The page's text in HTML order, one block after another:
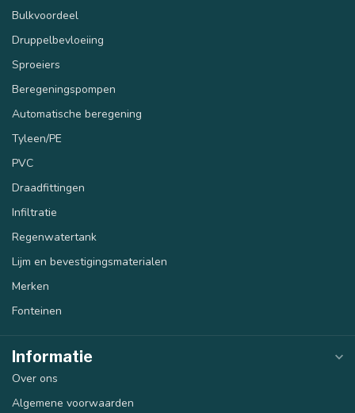
Bulkvoordeel
Druppelbevloeiing
Sproeiers
Beregeningspompen
Automatische beregening
Tyleen/PE
PVC
Draadfittingen
Infiltratie
Regenwatertank
Lijm en bevestigingsmaterialen
Merken
Fonteinen
Informatie
Over ons
Algemene voorwaarden